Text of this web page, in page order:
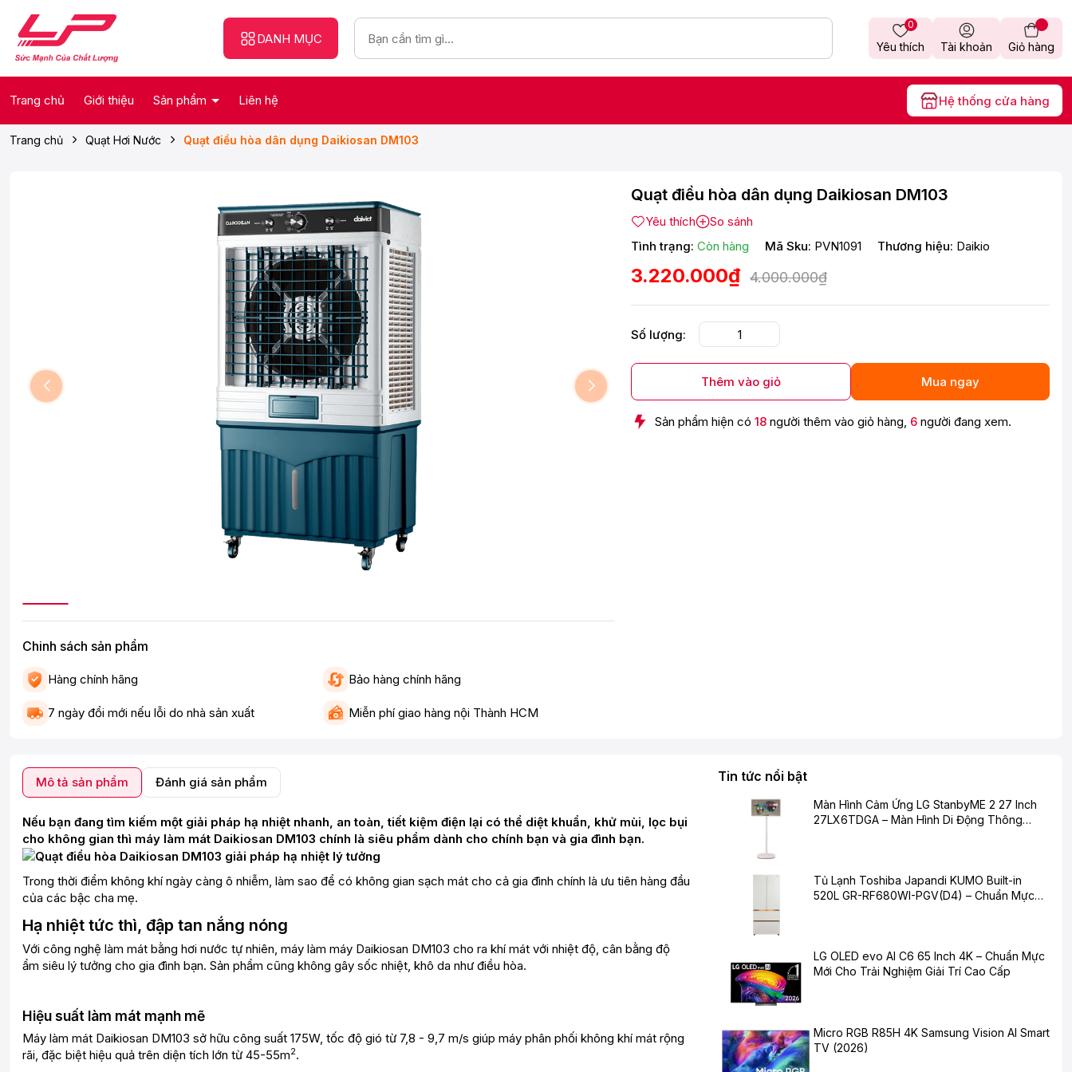
DANH MỤC
Yêu thích
0
Tài khoản Giỏ hàng
Trang chủ Giới thiệu Sản phẩm Liên hệ Hệ thống cửa hàng
Trang chủ Quạt Hơi Nước Quạt điều hòa dân dụng Daikiosan DM103
Chinh sách sản phẩm
Hàng chính hãng Bảo hàng chính hãng
7 ngày đổi mới nếu lỗi do nhà sản xuất Miễn phí giao hàng nội Thành HCM
Quạt điều hòa dân dụng Daikiosan DM103
Yêu thích
So sánh
Tình trạng: Còn hàng Mã Sku: PVN1091 Thương hiệu: Daikio
3.220.000₫ 4.000.000₫
Số lượng:
Thêm vào giỏ Mua ngay
Sản phẩm hiện có 18 người thêm vào giỏ hàng, 6 người đang xem.
Mô tả sản phẩm Đánh giá sản phẩm
Nếu bạn đang tìm kiếm một giải pháp hạ nhiệt nhanh, an toàn, tiết kiệm điện lại có thể diệt khuẩn, khử mùi, lọc bụi
cho không gian thì máy làm mát Daikiosan DM103 chính là siêu phẩm dành cho chính bạn và gia đình bạn.
Trong thời điểm không khí ngày càng ô nhiễm, làm sao để có không gian sạch mát cho cả gia đình chính là ưu tiên hàng đầu
của các bậc cha mẹ.
Hạ nhiệt tức thì, đập tan nắng nóng
Với công nghệ làm mát bằng hơi nước tự nhiên, máy làm máy Daikiosan DM103 cho ra khí mát với nhiệt độ, cân bằng độ
ẩm siêu lý tưởng cho gia đình bạn. Sản phẩm cũng không gây sốc nhiệt, khô da như điều hòa.
Hiệu suất làm mát mạnh mẽ
Máy làm mát Daikiosan DM103 sở hữu công suất 175W, tốc độ gió từ 7,8 - 9,7 m/s giúp máy phân phối không khí mát rộng
rãi, đặc biệt hiệu quả trên diện tích lớn từ 45-55m2.
Tin tức nổi bật
Màn Hình Cảm Ứng LG StanbyME 2 27 Inch
27LX6TDGA – Màn Hình Di Động Thông
Tủ Lạnh Toshiba Japandi KUMO Built-in
520L GR-RF680WI-PGV(D4) – Chuẩn Mực
LG OLED evo AI C6 65 Inch 4K – Chuẩn Mực
Mới Cho Trải Nghiệm Giải Trí Cao Cấp
Micro RGB R85H 4K Samsung Vision AI Smart
TV (2026)